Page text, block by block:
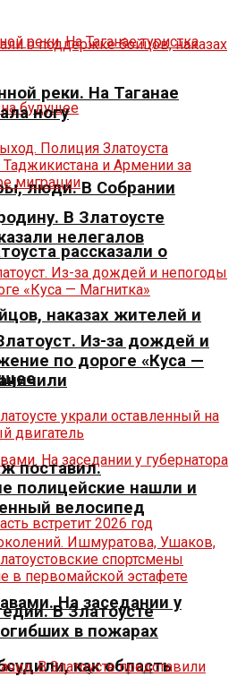
люди. В Собрании
рассказали о
наказах жителей и
На заседании у
как область
реки. На Таганае
ногу
В Златоусте
нелегалов
Из-за дождей и
по дороге «Куса —
поставил.
полицейские нашли и
велосипед
В Златоусте
в пожарах